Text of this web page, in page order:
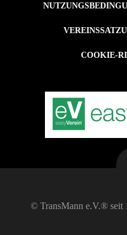
COOKIE-
© TransMann e.V.® seit